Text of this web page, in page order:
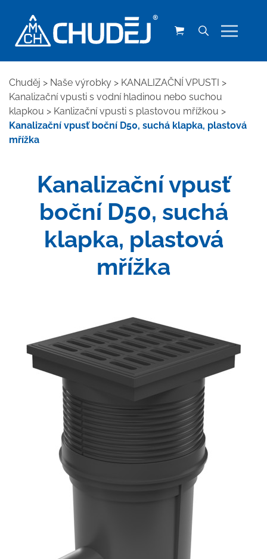
Chuděj > Naše výrobky > KANALIZAČNÍ VPUSTI >
Kanalizační vpusti s vodní hladinou nebo suchou
klapkou > Kanlizační vpusti s plastovou mřížkou >
Kanalizační vpusť boční D50, suchá klapka, plastová
mřížka
Kanalizační vpusť
boční D50, suchá
klapka, plastová
mřížka